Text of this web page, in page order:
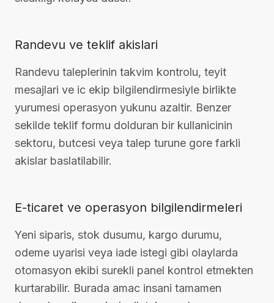
Randevu ve teklif akislari
Randevu taleplerinin takvim kontrolu, teyit
mesajlari ve ic ekip bilgilendirmesiyle birlikte
yurumesi operasyon yukunu azaltir. Benzer
sekilde teklif formu dolduran bir kullanicinin
sektoru, butcesi veya talep turune gore farkli
akislar baslatilabilir.
E-ticaret ve operasyon bilgilendirmeleri
Yeni siparis, stok dusumu, kargo durumu,
odeme uyarisi veya iade istegi gibi olaylarda
otomasyon ekibi surekli panel kontrol etmekten
kurtarabilir. Burada amac insani tamamen